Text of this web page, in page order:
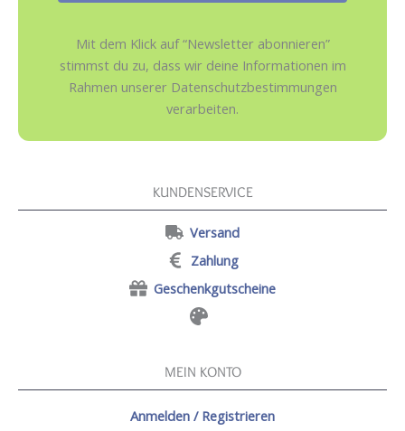
Mit dem Klick auf “Newsletter abonnieren”
stimmst du zu, dass wir deine Informationen im
Rahmen unserer Datenschutzbestimmungen
verarbeiten.
KUNDENSERVICE
Versand
Zahlung
Geschenkgutscheine
MEIN KONTO
Anmelden / Registrieren